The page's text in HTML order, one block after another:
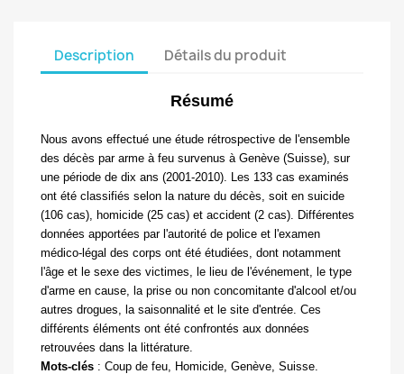
Description Détails du produit
Résumé
Nous avons effectué une étude rétrospective de l'ensemble
des décès par arme à feu survenus à Genève (Suisse), sur
une période de dix ans (2001-2010). Les 133 cas examinés
ont été classifiés selon la nature du décès, soit en suicide
(106 cas), homicide (25 cas) et accident (2 cas). Différentes
données apportées par l'autorité de police et l'examen
médico-légal des corps ont été étudiées, dont notamment
l'âge et le sexe des victimes, le lieu de l'événement, le type
d'arme en cause, la prise ou non concomitante d'alcool et/ou
autres drogues, la saisonnalité et le site d'entrée. Ces
différents éléments ont été confrontés aux données
retrouvées dans la littérature.
Mots-clés : Coup de feu, Homicide, Genève, Suisse.